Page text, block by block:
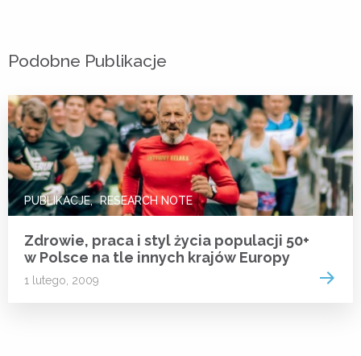
Podobne Publikacje
PUBLIKACJE RESEARCH NOTE
Zdrowie, praca i styl życia populacji 50+
w Polsce na tle innych krajów Europy
1 lutego, 2009 Read